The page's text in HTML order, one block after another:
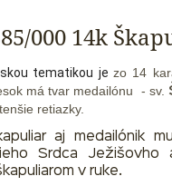
000 14k
tematikou je zo 14
má tvar medailónu - sv.
retiazky.
aj medailónik
Srdca
v ruke.